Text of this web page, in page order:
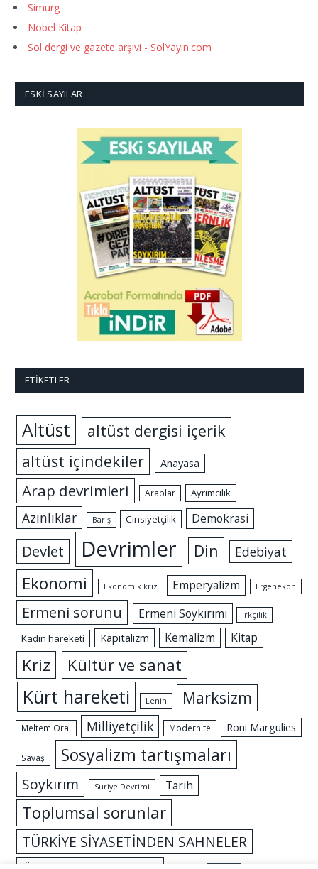
Simurg
Nobel Kitap
Sol dergi ve gazete arşivi - SolYayin.com
ESKI SAYILAR
ETIKETLER
Altüst
altüst dergisi içerik
altüst içindekiler
Anayasa
Arap devrimleri Araplar Ayrımcılık
Azınlıklar Barış Cinsiyetçilik Demokrasi
Devlet Devrimler Din Edebiyat
Ekonomi Ekonomik kriz Emperyalizm Ergenekon
Ermeni sorunu Ermeni Soykırımı Irkçılık
Kadın hareketi Kapitalizm Kemalizm Kitap
Kriz Kültür ve sanat
Kürt hareketi Lenin Marksizm
Meltem Oral Milliyetçilik Modernite Roni Margulies
Savaş Sosyalizm tartışmaları
Soykırım Suriye Devrimi Tarih
Toplumsal sorunlar
TÜRKİYE SİYASETİNDEN SAHNELER